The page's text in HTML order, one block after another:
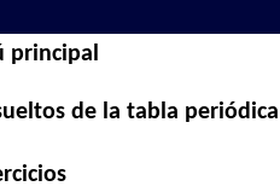
principal
de la tabla periódica